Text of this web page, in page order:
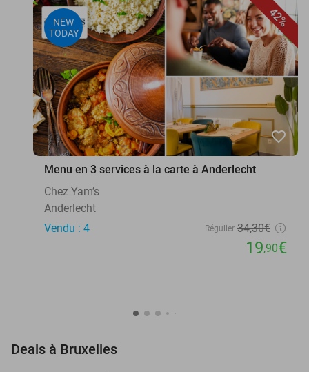
42%
NEW
TODAY
favorite_border
Menu en 3 services à la carte à Anderlecht
Chez Yam’s
Anderlecht
Vendu : 4
Régulier 34,30€
19,90€
Deals à Bruxelles